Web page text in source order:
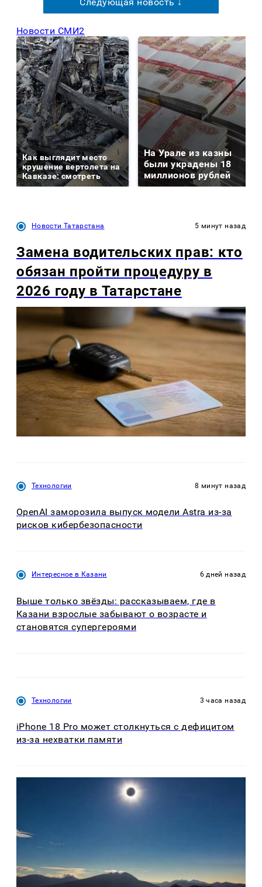
Новости СМИ2
Как выглядит место
крушение вертолета на
Кавказе: смотреть
На Урале из казны
были украдены 18
миллионов рублей
Новости Татарстана 5 минут назад
Замена водительских прав: кто
обязан пройти процедуру в
2026 году в Татарстане
Технологии 8 минут назад
OpenAI заморозила выпуск модели Astra из-за
рисков кибербезопасности
Интересное в Казани 6 дней назад
Выше только звёзды: рассказываем, где в
Казани взрослые забывают о возрасте и
становятся супергероями
Технологии 3 часа назад
iPhone 18 Pro может столкнуться с дефицитом
из-за нехватки памяти